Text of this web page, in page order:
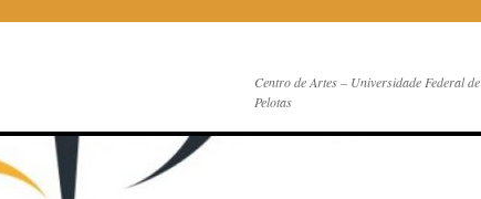
Centro de Artes – Universidade Federal de
Pelotas